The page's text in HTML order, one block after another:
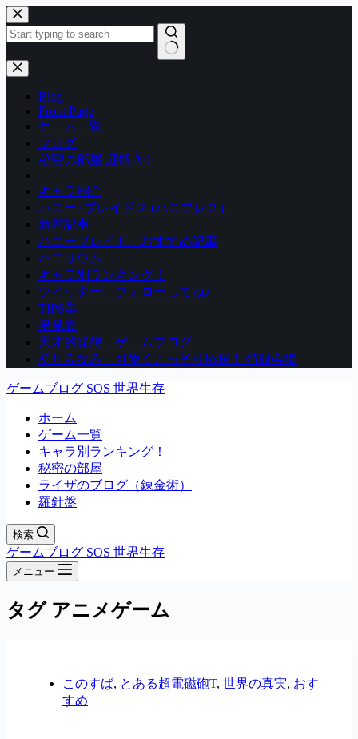
コ
ン
テ
ン
ツ
結
Blog
Front Page
ゲーム一覧
ブログ
秘密の部屋 謎解き0
キャラ紹介
ハニー×ブレイド２ (ハニブレ２）
新着記事
ハニーブレイド おすすめ記事
ハニリウム
キャラ別ランキング！
ツイッター フォローしてね♪
TIPS集
早見表
天才的発想 ゲームブログ
初川みなみ 可愛くこっそり応援！ 特設会場
ゲームブログ SOS 世界生存
ホーム
ゲーム一覧
キャラ別ランキング！
秘密の部屋
ライザのブログ（錬金術）
羅針盤
検索
ゲームブログ SOS 世界生存
メニュー
タグアニメゲーム
このすば, とある超電磁砲T, 世界の真実, おす
すめ